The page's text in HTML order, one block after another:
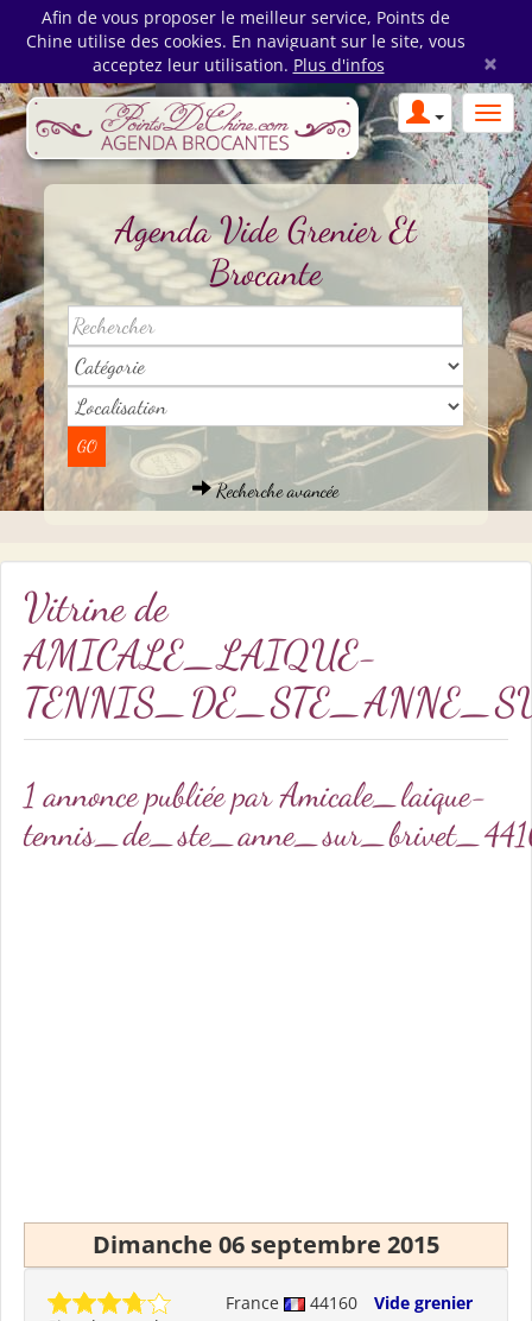
Afin de vous proposer le meilleur service, Points de
Chine utilise des cookies. En naviguant sur le site, vous
acceptez leur utilisation. Plus d'infos ×
Agenda Vide Grenier Et
Brocante
Recherche avancée
Vitrine de
AMICALE_LAIQUE-
1 annonce publiée par Amicale_laique-
Dimanche 06 septembre 2015
France 44160
Vide grenier